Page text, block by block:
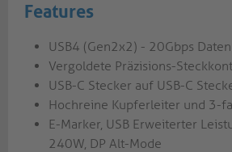
Features
USB4 (Gen2x2) - 20Gbps
Vergoldete Präzisions-
USB-C Stecker auf USB-C
Hochreine Kupferleiter und 3-
E-Marker, USB Erweiterter
240W, DP Alt-Mode